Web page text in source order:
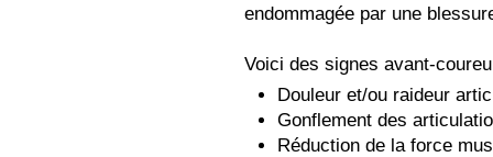
endommagée par une
Voici des signes avant-
Douleur et/ou raideur
Gonflement des
Réduction de la force